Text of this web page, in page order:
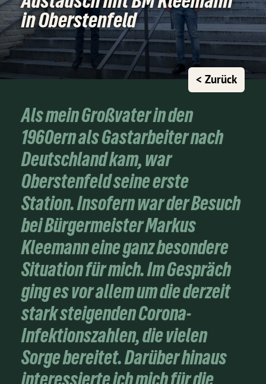
in Oberstenfeld
< Zurück
Als mein Großvater in den
1960ern als Gastarbeiter nach
Deutschland kam, war
Oberstenfeld seine erste
Station. Insofern war der Besuch
bei Bürgermeister Markus
Kleemann eine ganz besondere
Situation für mich. Im Gespräch
ging es vor allem um die derzeit
stark steigenden Corona-
Infektionszahlen, die vielen
Sorge bereitet. Darüber hinaus
interessierte ich mich für die